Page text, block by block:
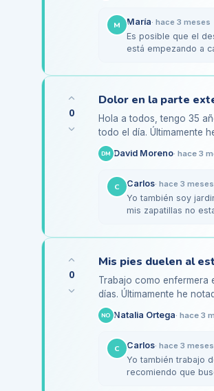
M María· hace 3 meses
Es posible que el
está empezando a
0
Hola a todos, tengo 35
todo el día. Últimamente
derecho al…
DM David Moreno· hace 3
C Carlos· hace 3 meses
Yo también soy
mis zapatillas no
0
Trabajo como enfermera
días. Últimamente he
que puede estar…
NO Natalia Ortega· hace 3
C Carlos· hace 3 meses
Yo también trabajo
recomiendo que